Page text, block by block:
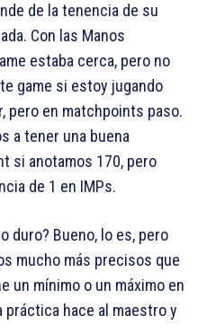
de la tenencia de su
Con las Manos
estaba cerca, pero no
game si estoy jugando
pero en matchpoints paso.
a tener una buena
si anotamos 170, pero
de 1 en IMPs.
duro? Bueno, lo es, pero
mucho más precisos que
un mínimo o un máximo en
práctica hace al maestro y